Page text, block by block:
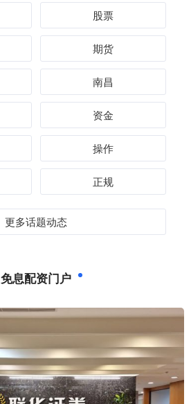
股票
期货
南昌
资金
操作
正规
更多话题动态
免息配资门户